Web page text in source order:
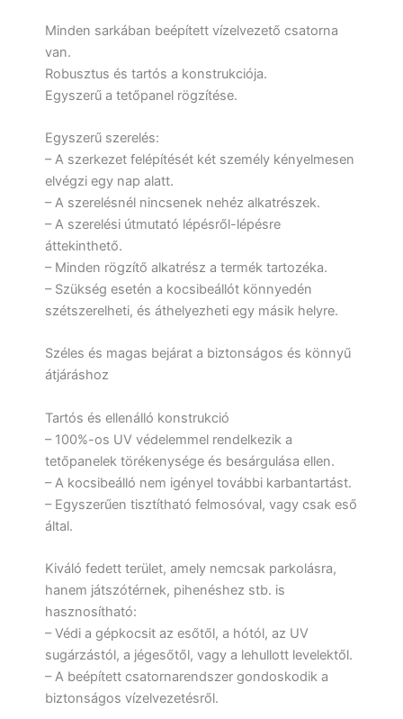
Minden sarkában beépített vízelvezető csatorna
van.
Robusztus és tartós a konstrukciója.
Egyszerű a tetőpanel rögzítése.
Egyszerű szerelés:
– A szerkezet felépítését két személy kényelmesen
elvégzi egy nap alatt.
– A szerelésnél nincsenek nehéz alkatrészek.
– A szerelési útmutató lépésről-lépésre
áttekinthető.
– Minden rögzítő alkatrész a termék tartozéka.
– Szükség esetén a kocsibeállót könnyedén
szétszerelheti, és áthelyezheti egy másik helyre.
Széles és magas bejárat a biztonságos és könnyű
átjáráshoz
Tartós és ellenálló konstrukció
– 100%-os UV védelemmel rendelkezik a
tetőpanelek törékenysége és besárgulása ellen.
– A kocsibeálló nem igényel további karbantartást.
– Egyszerűen tisztítható felmosóval, vagy csak eső
által.
Kiváló fedett terület, amely nemcsak parkolásra,
hanem játszótérnek, pihenéshez stb. is
hasznosítható:
– Védi a gépkocsit az esőtől, a hótól, az UV
sugárzástól, a jégesőtől, vagy a lehullott levelektől.
– A beépített csatornarendszer gondoskodik a
biztonságos vízelvezetésről.